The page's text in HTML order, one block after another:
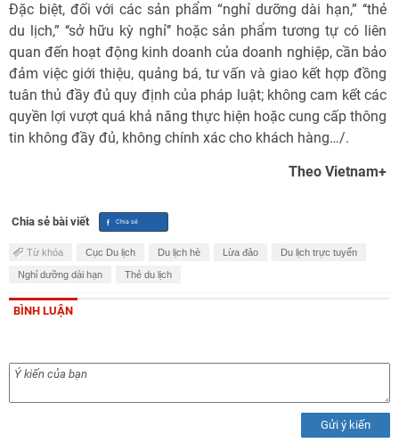
Đặc biệt, đối với các sản phẩm “nghỉ dưỡng dài hạn,” ‘‘thẻ
du lịch,” ‘‘sở hữu kỳ nghỉ’’ hoặc sản phẩm tương tự có liên
quan đến hoạt động kinh doanh của doanh nghiệp, cần bảo
đảm việc giới thiệu, quảng bá, tư vấn và giao kết hợp đồng
tuân thủ đầy đủ quy định của pháp luật; không cam kết các
quyền lợi vượt quá khả năng thực hiện hoặc cung cấp thông
tin không đầy đủ, không chính xác cho khách hàng…/.
Theo Vietnam+
Chia sẻ bài viết
Từ khóa Cục Du lịch Du lịch hè Lừa đảo Du lịch trực tuyến
Nghỉ dưỡng dài hạn Thẻ du lịch
BÌNH LUẬN
Gửi ý kiến